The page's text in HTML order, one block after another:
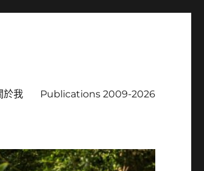
於我 Publications 2009-2026